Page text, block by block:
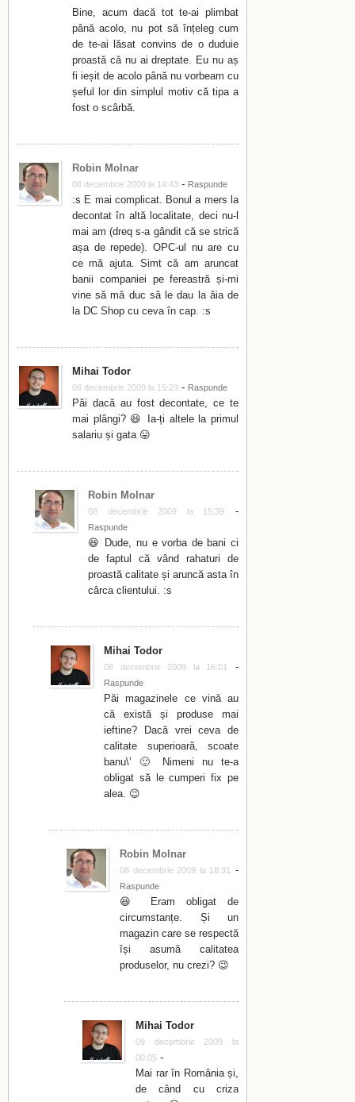
Bine, acum dacă tot te-ai plimbat
până acolo, nu pot să înțeleg cum
de te-ai lăsat convins de o duduie
proastă că nu ai dreptate. Eu nu aș
fi ieșit de acolo până nu vorbeam cu
șeful lor din simplul motiv că tipa a
fost o scârbă.
Robin Molnar
08 decembrie 2009 la 14:43 - Raspunde
:s E mai complicat. Bonul a mers la
decontat în altă localitate, deci nu-l
mai am (dreq s-a gândit că se strică
așa de repede). OPC-ul nu are cu
ce mă ajuta. Simt că am aruncat
banii companiei pe fereastră și-mi
vine să mă duc să le dau la ăia de
la DC Shop cu ceva în cap. :s
Mihai Todor
08 decembrie 2009 la 15:23 - Raspunde
Păi dacă au fost decontate, ce te
mai plângi? 😆 Ia-ți altele la primul
salariu și gata 😛
Robin Molnar
08 decembrie 2009 la 15:39 -
Raspunde
😆 Dude, nu e vorba de bani ci
de faptul că vând rahaturi de
proastă calitate și aruncă asta în
cârca clientului. :s
Mihai Todor
08 decembrie 2009 la 16:01 -
Raspunde
Păi magazinele ce vină au
că există și produse mai
ieftine? Dacă vrei ceva de
calitate superioară, scoate
banu\’ 🙂 Nimeni nu te-a
obligat să le cumperi fix pe
alea. 😉
Robin Molnar
08 decembrie 2009 la 18:31 -
Raspunde
😆 Eram obligat de
circumstanțe. Și un
magazin care se respectă
își asumă calitatea
produselor, nu crezi? 😉
Mihai Todor
09 decembrie 2009 la
00:05 -
Mai rar în România și,
de când cu criza